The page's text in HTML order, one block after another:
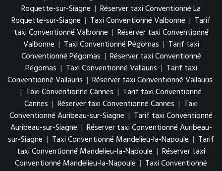
Roquette-sur-Siagne | Réserver taxi Conventionné La
Roquette-sur-Siagne | Taxi Conventionné Valbonne | Tarif
taxi Conventionné Valbonne | Réserver taxi Conventionné
Valbonne | Taxi Conventionné Pégomas | Tarif taxi
Conventionné Pégomas | Réserver taxi Conventionné
Pégomas | Taxi Conventionné Vallauris | Tarif taxi
Conventionné Vallauris | Réserver taxi Conventionné Vallauris
| Taxi Conventionné Cannes | Tarif taxi Conventionné
Cannes | Réserver taxi Conventionné Cannes | Taxi
Conventionné Auribeau-sur-Siagne | Tarif taxi Conventionné
Auribeau-sur-Siagne | Réserver taxi Conventionné Auribeau-
sur-Siagne | Taxi Conventionné Mandelieu-la-Napoule | Tarif
taxi Conventionné Mandelieu-la-Napoule | Réserver taxi
Conventionné Mandelieu-la-Napoule | Taxi Conventionné